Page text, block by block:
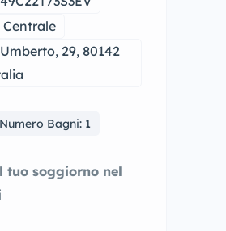
29, 80142
Numero Bagni: 1
tuo soggiorno nel